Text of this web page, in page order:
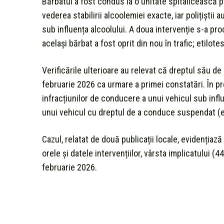
vederea stabilirii alcoolemiei exacte, iar polițiștii
sub influența alcoolului. A doua intervenție s-a
același bărbat a fost oprit din nou în trafic;
Verificările ulterioare au relevat că dreptul său
februarie 2026 ca urmare a primei constatări. În
infracțiunilor de conducere a unui vehicul sub
unui vehicul cu dreptul de a conduce suspendat
Cazul, relatat de două publicații locale,
orele și datele intervențiilor, vârsta implicatului
februarie 2026.